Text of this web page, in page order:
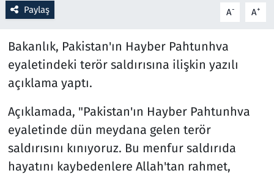
Paylaş A- A+
Bakanlık, Pakistan'ın Hayber Pahtunhva
eyaletindeki terör saldırısına ilişkin yazılı
açıklama yaptı.
Açıklamada, "Pakistan'ın Hayber Pahtunhva
eyaletinde dün meydana gelen terör
saldırısını kınıyoruz. Bu menfur saldırıda
hayatını kaybedenlere Allah'tan rahmet,
Sağlık
Savunma Sanayi
Seçim 2023
Teknoloji ve Bilim
Televizyon